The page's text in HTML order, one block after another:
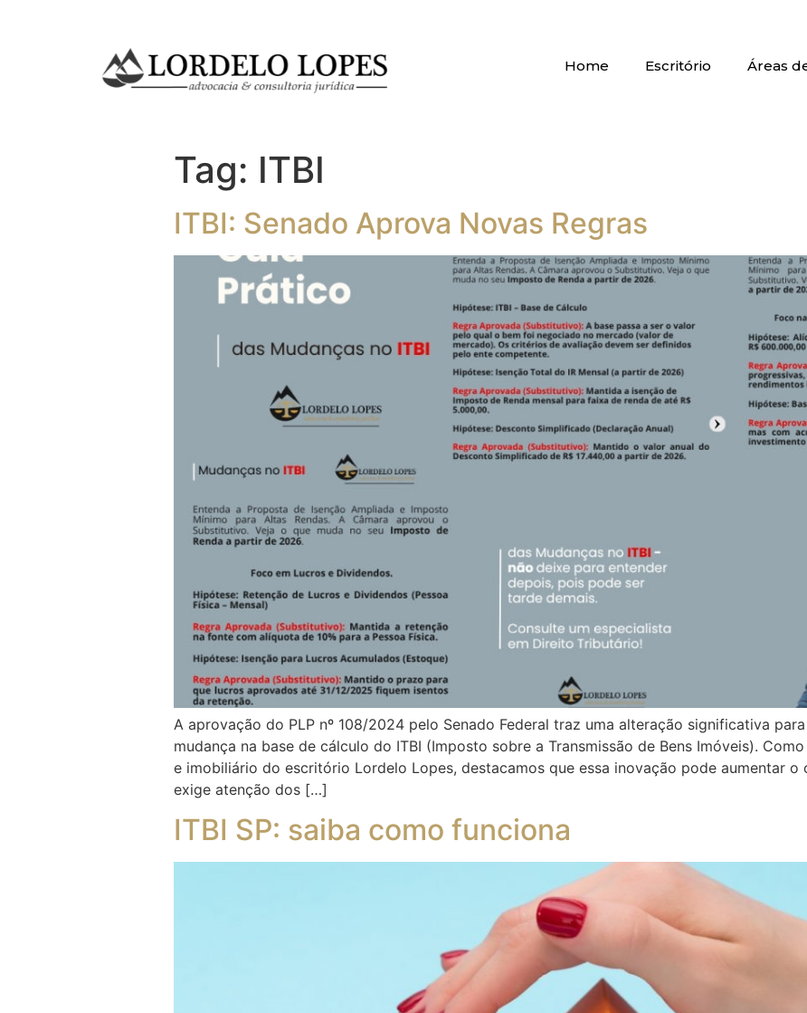
Home Escritório Áreas
Tag: ITBI
ITBI: Senado Aprova Novas Regras
A aprovação do PLP nº 108/2024 pelo Senado Federal traz uma alteração significativa
mudança na base de cálculo do ITBI (Imposto sobre a Transmissão de Bens Imóveis).
e imobiliário do escritório Lordelo Lopes, destacamos que essa inovação pode aumentar
exige atenção dos […]
ITBI SP: saiba como funciona